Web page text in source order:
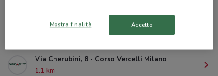
© MapTiler© OpenStreetMap contributors
Via Cherubini, 8 - Corso Vercelli Milano
1.1 km
Mostra finalità Accetto